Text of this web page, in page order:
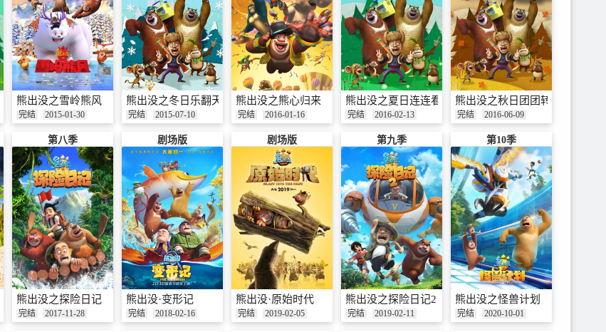
熊出没之雪岭熊风
完结 2015-01-30
熊出没之冬日乐翻天
完结 2015-07-10
熊出没之熊心归来
完结 2016-01-16
熊出没之夏日连连看
完结 2016-02-13
熊出没之秋日团团转
完结 2016-06-09
第八季
熊出没之探险日记
完结 2017-11-28
剧场版
熊出没·变形记
完结 2018-02-16
剧场版
熊出没·原始时代
完结 2019-02-05
第九季
熊出没之探险日记2
完结 2019-02-11
第10季
熊出没之怪兽计划
完结 2020-10-01